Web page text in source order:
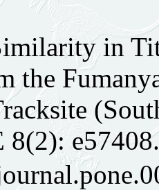
in
the
e57408.